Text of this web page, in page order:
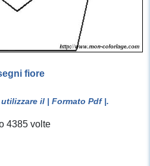
fiore
il | Formato Pdf |.
4385 volte